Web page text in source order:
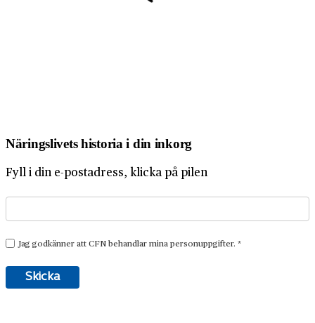
Näringslivets historia i din inkorg
Fyll i din e-postadress, klicka på pilen